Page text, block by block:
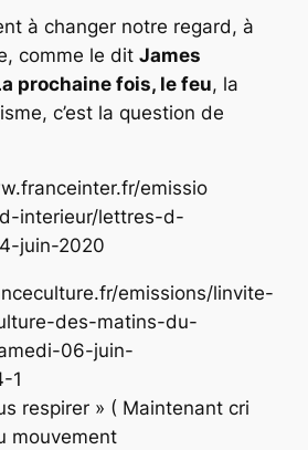
à changer notre regard, à
comme le dit James
prochaine fois, le feu, la
c’est la question de
emissio
interieur/lettres-d-
juin-2020
emissions/linvite-
des-matins-du-
06-juin-
1
respirer » ( Maintenant cri
mouvement